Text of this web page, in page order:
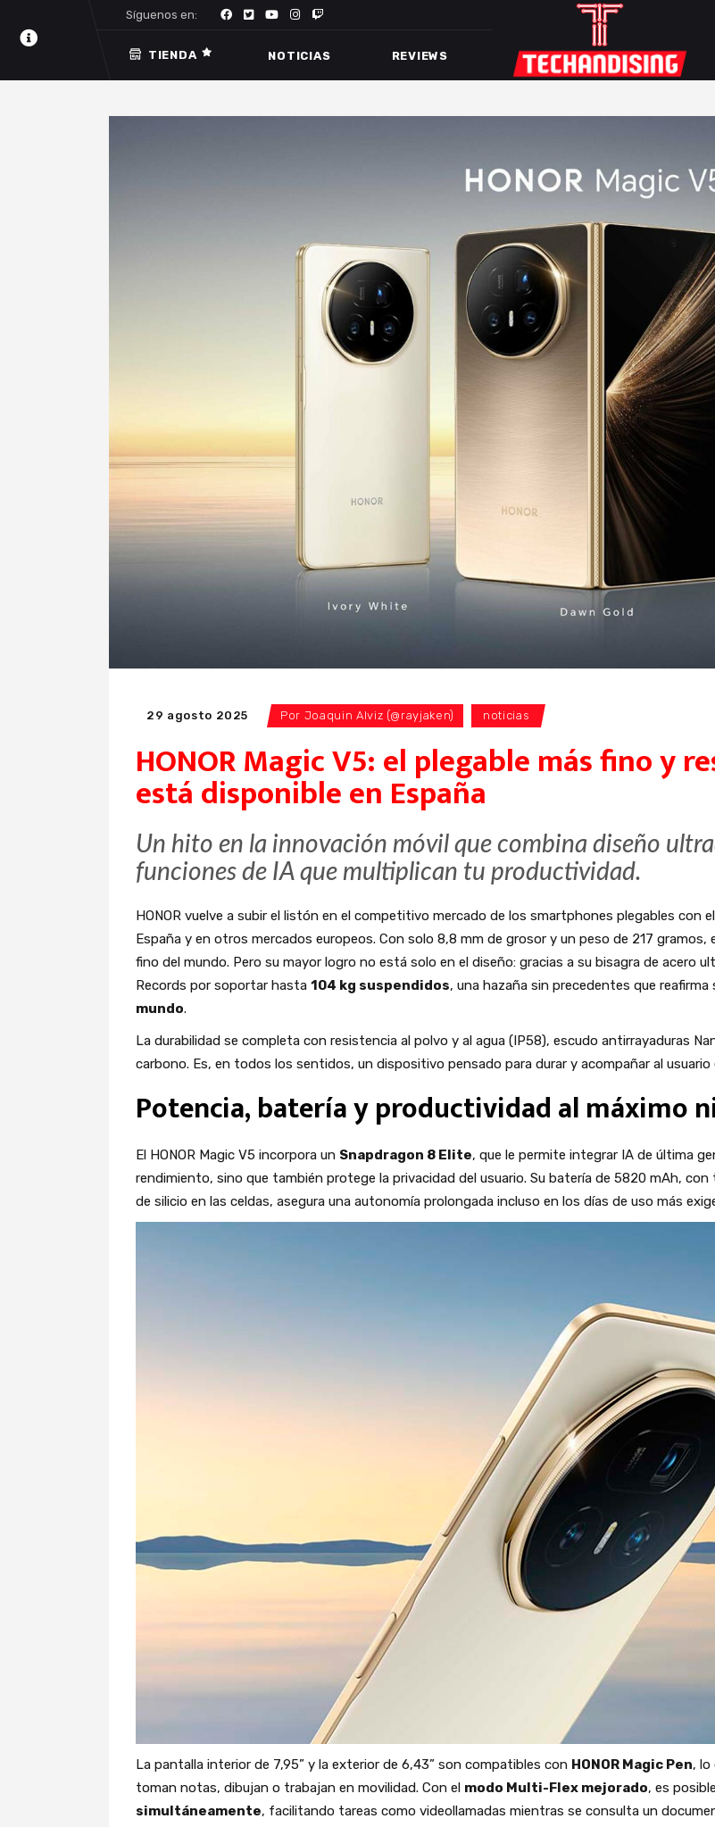
Síguenos en:
TIENDA NOTICIAS REVIEWS
29 agosto 2025 Por Joaquin Alviz (@rayjaken) noticias
HONOR Magic V5: el plegable más fino y
está disponible en España
Un hito en la innovación móvil que combina diseño
funciones de IA que multiplican tu productividad.
HONOR vuelve a subir el listón en el competitivo mercado de los smartphones plegables con
España y en otros mercados europeos. Con solo 8,8 mm de grosor y un peso de 217
fino del mundo. Pero su mayor logro no está solo en el diseño: gracias a su bisagra de acero
Records por soportar hasta 104 kg suspendidos, una hazaña sin precedentes que
mundo.
La durabilidad se completa con resistencia al polvo y al agua (IP58), escudo antirrayaduras
carbono. Es, en todos los sentidos, un dispositivo pensado para durar y acompañar al
Potencia, batería y productividad al máximo
El HONOR Magic V5 incorpora un Snapdragon 8 Elite, que le permite integrar IA de última
rendimiento, sino que también protege la privacidad del usuario. Su batería de 5820 mAh,
de silicio en las celdas, asegura una autonomía prolongada incluso en los días de uso más
La pantalla interior de 7,95” y la exterior de 6,43” son compatibles con HONOR Magic Pen, lo
toman notas, dibujan o trabajan en movilidad. Con el modo Multi-Flex mejorado, es
simultáneamente, facilitando tareas como videollamadas mientras se consulta un